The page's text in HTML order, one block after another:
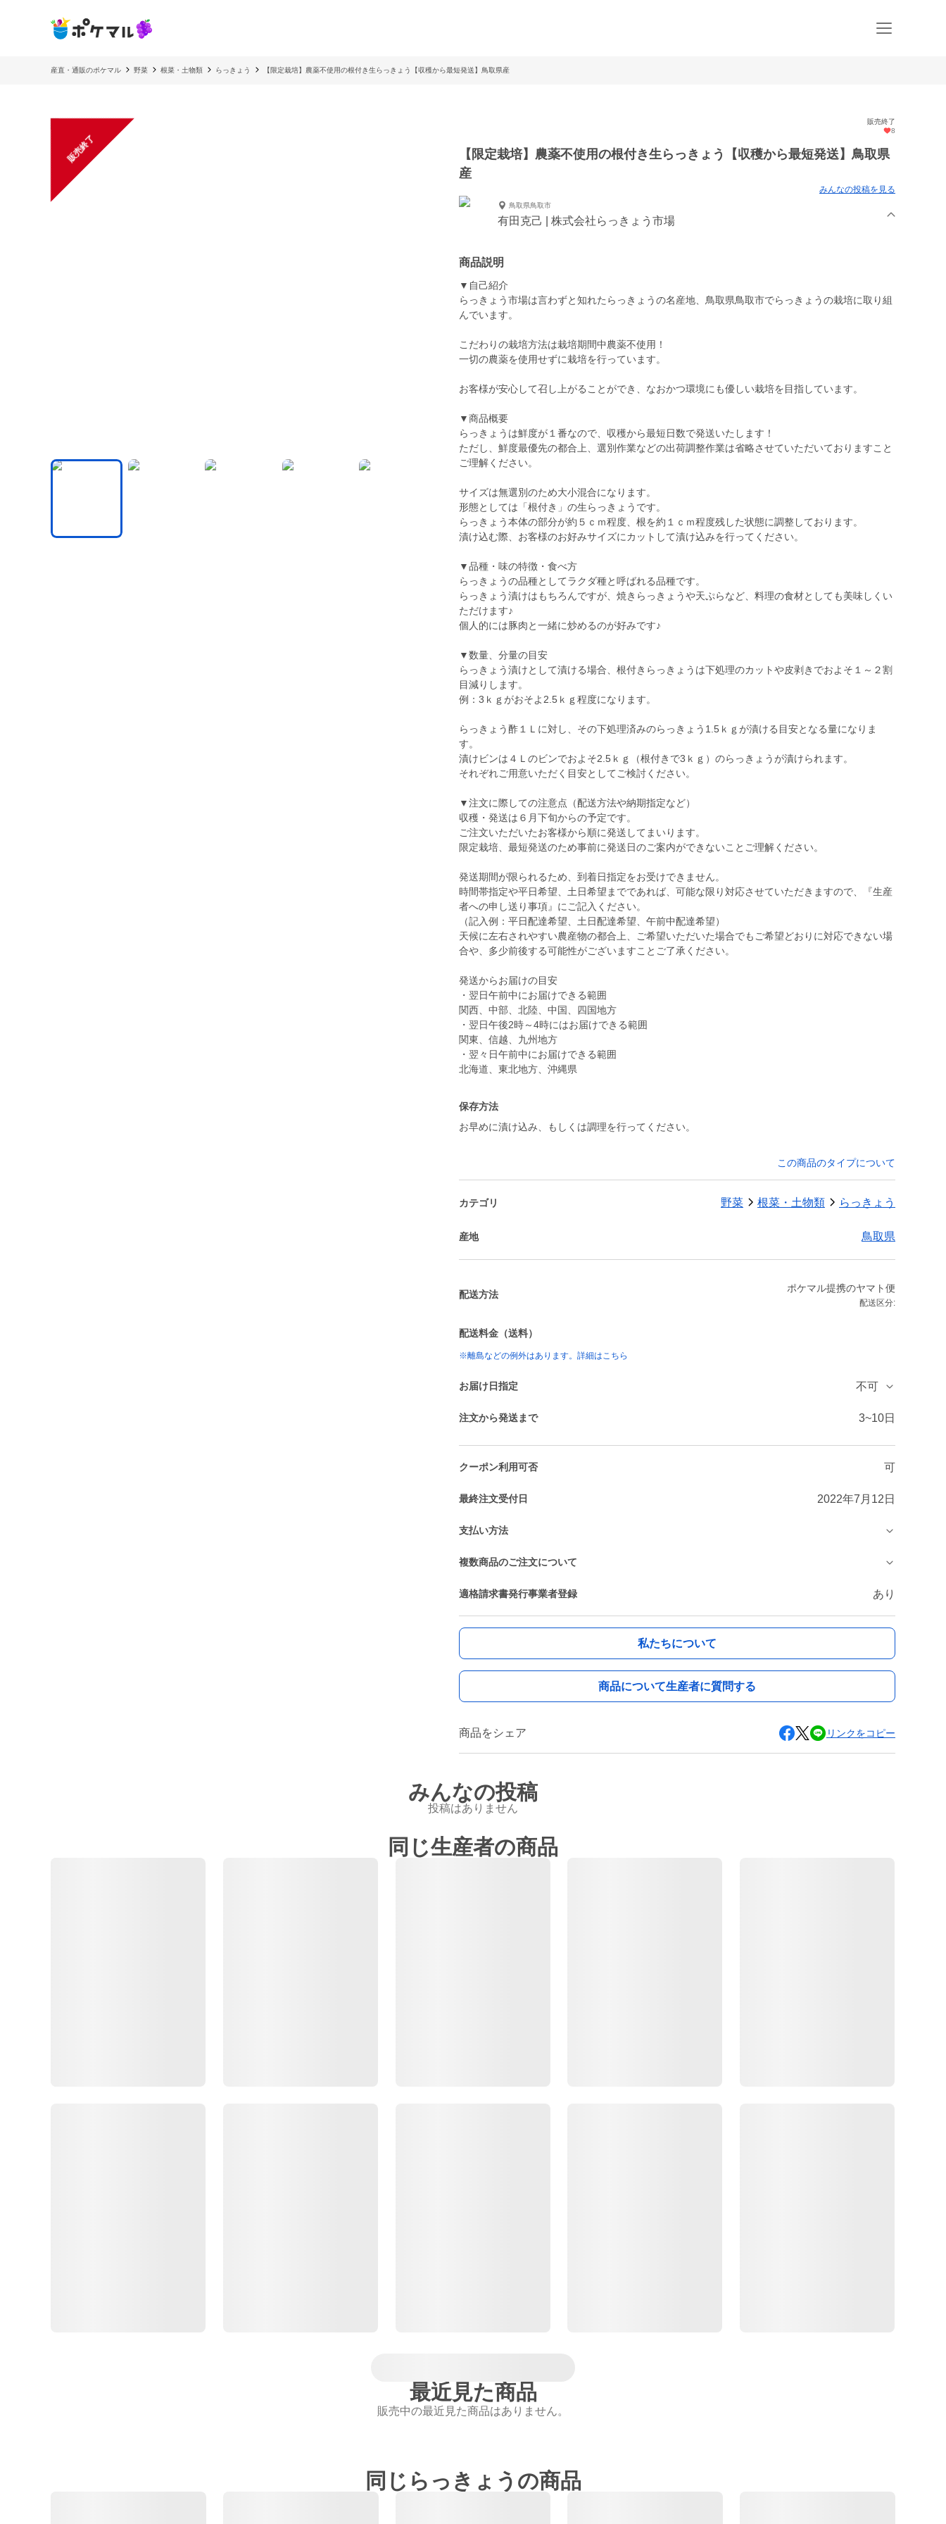
産直・通販のポケマル 野菜 根菜・土物類 らっきょう 【限定栽培】農薬不使用の根付き生らっきょう【収穫から最短発送】鳥取県産
販売終了
販売終了
8
【限定栽培】農薬不使用の根付き生らっきょう【収穫から最短発送】鳥取県
産
みんなの投稿を見る
鳥取県鳥取市
有田克己 | 株式会社らっきょう市場
商品説明
▼自己紹介
らっきょう市場は言わずと知れたらっきょうの名産地、鳥取県鳥取市でらっきょうの栽培に取り組
んでいます。
こだわりの栽培方法は栽培期間中農薬不使用！
一切の農薬を使用せずに栽培を行っています。
お客様が安心して召し上がることができ、なおかつ環境にも優しい栽培を目指しています。
▼商品概要
らっきょうは鮮度が１番なので、収穫から最短日数で発送いたします！
ただし、鮮度最優先の都合上、選別作業などの出荷調整作業は省略させていただいておりますこと
ご理解ください。
サイズは無選別のため大小混合になります。
形態としては「根付き」の生らっきょうです。
らっきょう本体の部分が約５ｃｍ程度、根を約１ｃｍ程度残した状態に調整しております。
漬け込む際、お客様のお好みサイズにカットして漬け込みを行ってください。
▼品種・味の特徴・食べ方
らっきょうの品種としてラクダ種と呼ばれる品種です。
らっきょう漬けはもちろんですが、焼きらっきょうや天ぷらなど、料理の食材としても美味しくい
ただけます♪
個人的には豚肉と一緒に炒めるのが好みです♪
▼数量、分量の目安
らっきょう漬けとして漬ける場合、根付きらっきょうは下処理のカットや皮剥きでおよそ１～２割
目減りします。
例：3ｋｇがおそよ2.5ｋｇ程度になります。
らっきょう酢１Ｌに対し、その下処理済みのらっきょう1.5ｋｇが漬ける目安となる量になりま
す。
漬けビンは４Ｌのビンでおよそ2.5ｋｇ（根付きで3ｋｇ）のらっきょうが漬けられます。
それぞれご用意いただく目安としてご検討ください。
▼注文に際しての注意点（配送方法や納期指定など）
収穫・発送は６月下旬からの予定です。
ご注文いただいたお客様から順に発送してまいります。
限定栽培、最短発送のため事前に発送日のご案内ができないことご理解ください。
発送期間が限られるため、到着日指定をお受けできません。
時間帯指定や平日希望、土日希望までであれば、可能な限り対応させていただきますので、『生産
者への申し送り事項』にご記入ください。
（記入例：平日配達希望、土日配達希望、午前中配達希望）
天候に左右されやすい農産物の都合上、ご希望いただいた場合でもご希望どおりに対応できない場
合や、多少前後する可能性がございますことご了承ください。
発送からお届けの目安
・翌日午前中にお届けできる範囲
関西、中部、北陸、中国、四国地方
・翌日午後2時～4時にはお届けできる範囲
関東、信越、九州地方
・翌々日午前中にお届けできる範囲
北海道、東北地方、沖縄県
保存方法
お早めに漬け込み、もしくは調理を行ってください。
この商品のタイプについて
カテゴリ 野菜 根菜・土物類 らっきょう
産地 鳥取県
配送方法
ポケマル提携のヤマト便
配送区分:
配送料金（送料）
※離島などの例外はあります。詳細はこちら
お届け日指定 不可
注文から発送まで 3~10日
クーポン利用可否 可
最終注文受付日 2022年7月12日
支払い方法
複数商品のご注文について
適格請求書発行事業者登録 あり
私たちについて
商品について生産者に質問する
商品をシェア リンクをコピー
みんなの投稿
投稿はありません
同じ生産者の商品
最近見た商品
販売中の最近見た商品はありません。
同じらっきょうの商品